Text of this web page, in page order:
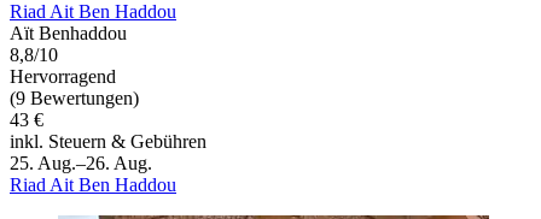
Riad Ait Ben Haddou
Aït Benhaddou
8,8/10
Hervorragend
(9 Bewertungen)
43 €
inkl. Steuern & Gebühren
25. Aug.–26. Aug.
Riad Ait Ben Haddou